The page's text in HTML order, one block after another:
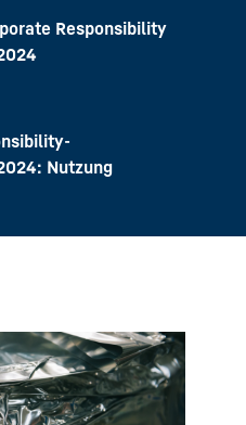
Responsibility
Nutzung